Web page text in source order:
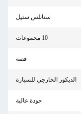
ستانلس ستيل
10 مجموعات
فضة
الديكور الخارجي للسيارة
جودة عالية